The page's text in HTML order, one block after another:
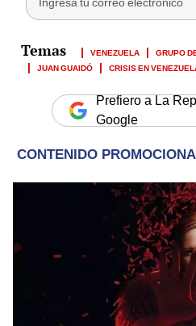
VENEZUELA GRUPO
JUAN GUAIDÓ
CRISIS EN
Prefiero a La
Google